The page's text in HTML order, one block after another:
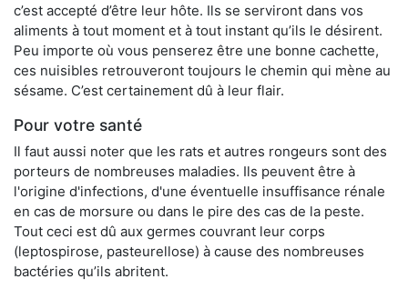
c’est accepté d’être leur hôte. Ils se serviront dans vos
aliments à tout moment et à tout instant qu’ils le désirent.
Peu importe où vous penserez être une bonne cachette,
ces nuisibles retrouveront toujours le chemin qui mène au
sésame. C’est certainement dû à leur flair.
Pour votre santé
Il faut aussi noter que les rats et autres rongeurs sont des
porteurs de nombreuses maladies. Ils peuvent être à
l'origine d'infections, d'une éventuelle insuffisance rénale
en cas de morsure ou dans le pire des cas de la peste.
Tout ceci est dû aux germes couvrant leur corps
(leptospirose, pasteurellose) à cause des nombreuses
bactéries qu’ils abritent.